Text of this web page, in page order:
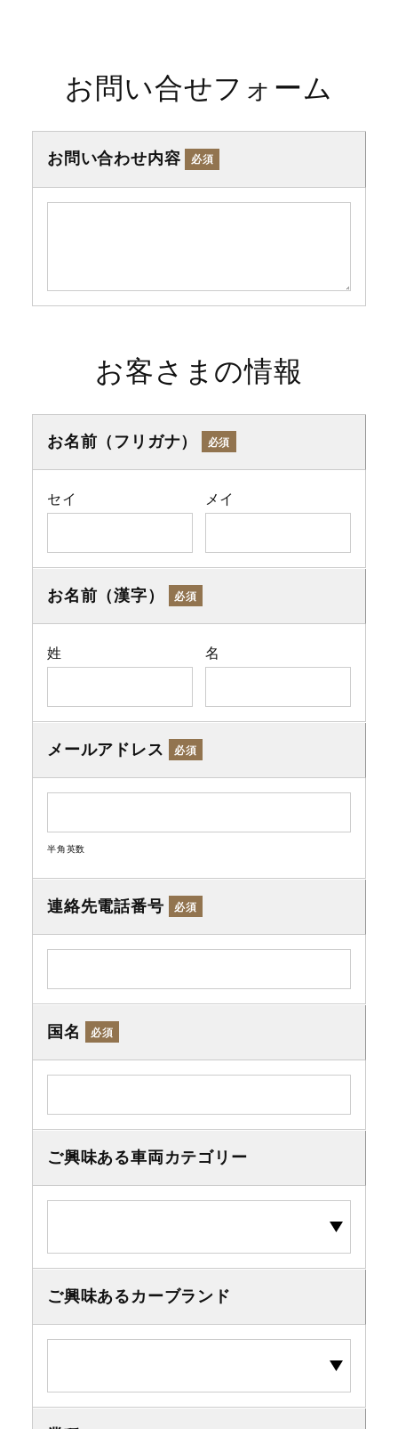
お問い合せフォーム
お問い合わせ内容 必須
お客さまの情報
お名前（フリガナ） 必須
セイ メイ
お名前（漢字） 必須
姓 名
メールアドレス 必須
半角英数
連絡先電話番号 必須
国名 必須
ご興味ある車両カテゴリー
ご興味あるカーブランド